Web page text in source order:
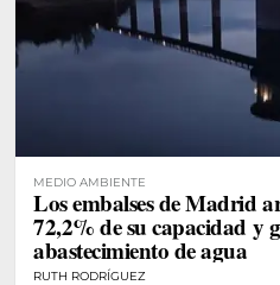
MEDIO AMBIENTE
Los embalses de Madrid
72,2% de su capacidad y
abastecimiento de agua
RUTH RODRÍGUEZ